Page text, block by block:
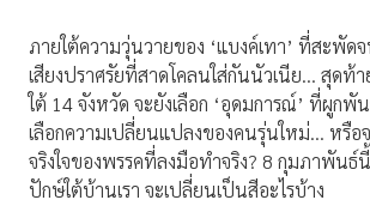
ภายใต้ความวุ่นวายของ ‘แบงค์เทา’ ที่สะพัด
เสียงปราศรัยที่สาดโคลนใส่กันนัวเนีย… สุดท้
ใต้ 14 จังหวัด จะยังเลือก ‘อุดมการณ์’ ที่ผูกพั
เลือกความเปลี่ยนแปลงของคนรุ่นใหม่… หรือ
จริงใจของพรรคที่ลงมือทำจริง? 8 กุมภาพัน
ปักษ์ใต้บ้านเรา จะเปลี่ยนเป็นสีอะไรบ้าง